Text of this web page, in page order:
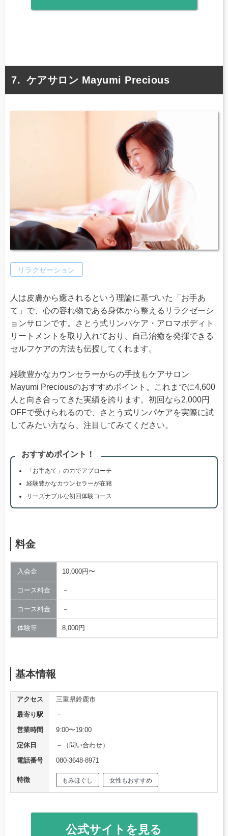
ケアサロン Mayumi Precious
リラクゼーション
人は皮膚から癒されるという理論に基づいた「お手あ
て」で、心の容れ物である身体から整えるリラクゼーシ
ョンサロンです。さとう式リンパケア・アロマボディト
リートメントを取り入れており、自己治癒を発揮できる
セルフケアの方法も伝授してくれます。
経験豊かなカウンセラーからの手技もケアサロン
Mayumi Preciousのおすすめポイント。これまでに4,600
人と向き合ってきた実績を誇ります。初回なら2,000円
OFFで受けられるので、さとう式リンパケアを実際に試
してみたい方なら、注目してみてください。
おすすめポイント！
「お手あて」の力でアプローチ
経験豊かなカウンセラーが在籍
リーズナブルな初回体験コース
料金
入会金 10,000円〜
コース料金 －
コース料金 －
体験等 8,000円
基本情報
アクセス
三重県鈴鹿市
最寄り駅
－
営業時間
9:00〜19:00
定休日
－（問い合わせ）
電話番号
080-3648-8971
特徴 もみほぐし 女性もおすすめ
公式サイトを見る